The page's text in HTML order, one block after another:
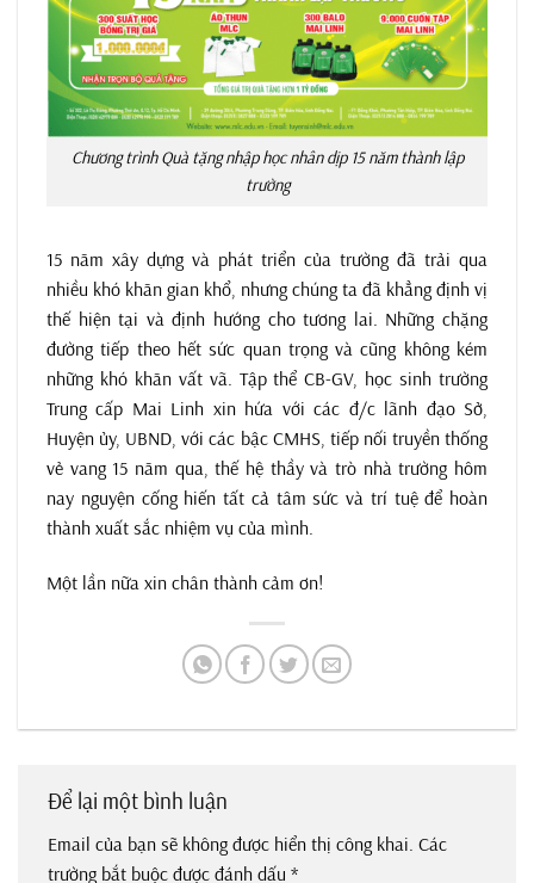
Chương trình Quà tặng nhập học nhân dịp 15 năm thành lập
trường
15 năm xây dựng và phát triển của trường đã trải qua
nhiều khó khăn gian khổ, nhưng chúng ta đã khẳng định vị
thế hiện tại và định hướng cho tương lai. Những chặng
đường tiếp theo hết sức quan trọng và cũng không kém
những khó khăn vất vã. Tập thể CB-GV, học sinh trường
Trung cấp Mai Linh xin hứa với các đ/c lãnh đạo Sở,
Huyện ủy, UBND, với các bậc CMHS, tiếp nối truyền thống
vẻ vang 15 năm qua, thế hệ thầy và trò nhà trường hôm
nay nguyện cống hiến tất cả tâm sức và trí tuệ để hoàn
thành xuất sắc nhiệm vụ của mình.
Một lần nữa xin chân thành cảm ơn!
Để lại một bình luận
Email của bạn sẽ không được hiển thị công khai. Các
trường bắt buộc được đánh dấu *